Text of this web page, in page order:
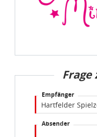
Empfänger
Absender